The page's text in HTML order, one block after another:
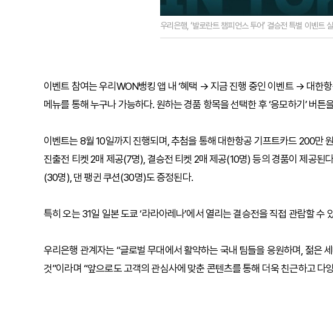
우리은행, ‘발로란트 챔피언스 투어’ 결승전 특별 이벤트
이벤트 참여는 우리WON뱅킹 앱 내 ‘혜택 → 지금 진행 중인 이벤트 → 대한
메뉴를 통해 누구나 가능하다. 원하는 경품 항목을 선택한 후 ‘응모하기’ 버튼
이벤트는 8월 10일까지 진행되며, 추첨을 통해 대한항공 기프트카드 200만
진출전 티켓 2매 제공(7명), 결승전 티켓 2매 제공(10명) 등의 경품이 제공된
(30명), 댄 팽귄 쿠션(30명)도 증정된다.
특히 오는 31일 일본 도쿄 ‘라라아레나’에서 열리는 결승전을 직접 관람할
우리은행 관계자는 “글로벌 무대에서 활약하는 국내 팀들을 응원하며, 젊은
것”이라며 “앞으로도 고객의 관심사에 맞춘 콘텐츠를 통해 더욱 친근하고 다